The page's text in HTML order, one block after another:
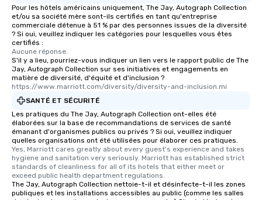
Pour les hôtels américains uniquement, The Jay, Autograph Collection
et/ou sa société mère sont-ils certifiés en tant qu'entreprise
commerciale détenue à 51 % par des personnes issues de la diversité
? Si oui, veuillez indiquer les catégories pour lesquelles vous êtes
certifiés :
Aucune réponse.
S'il y a lieu, pourriez-vous indiquer un lien vers le rapport public de The
Jay, Autograph Collection sur ses initiatives et engagements en
matière de diversité, d'équité et d'inclusion ?
https://www.marriott.com/diversity/diversity-and-inclusion.mi
SANTÉ ET SÉCURITÉ
Les pratiques du The Jay, Autograph Collection ont-elles été
élaborées sur la base de recommandations de services de santé
émanant d'organismes publics ou privés ? Si oui, veuillez indiquer
quelles organisations ont été utilisées pour élaborer ces pratiques.
Yes, Marriott cares greatly about every guest's experience and takes
hygiene and sanitation very seriously. Marriott has established strict
standards of cleanliness for all of its hotels that either meet or
exceed public health department regulations.
The Jay, Autograph Collection nettoie-t-il et désinfecte-t-il les zones
publiques et les installations accessibles au public (comme les salles